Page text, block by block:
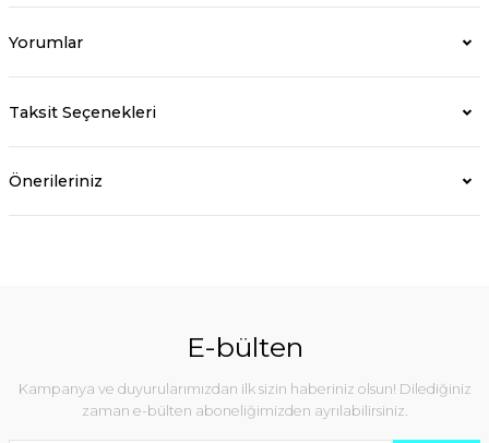
Yorumlar
Taksit Seçenekleri
Önerileriniz
E-bülten
Kampanya ve duyurularımızdan ilk sizin haberiniz olsun! Dilediğiniz
zaman e-bülten aboneliğimizden ayrılabilirsiniz.